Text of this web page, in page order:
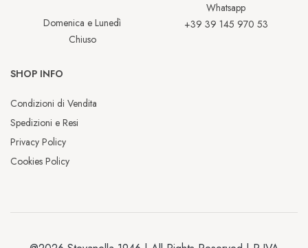
Domenica e Lunedì
Chiuso
Whatsapp
+39 39 145 970 53
SHOP INFO
Condizioni di Vendita
Spedizioni e Resi
Privacy Policy
Cookies Policy